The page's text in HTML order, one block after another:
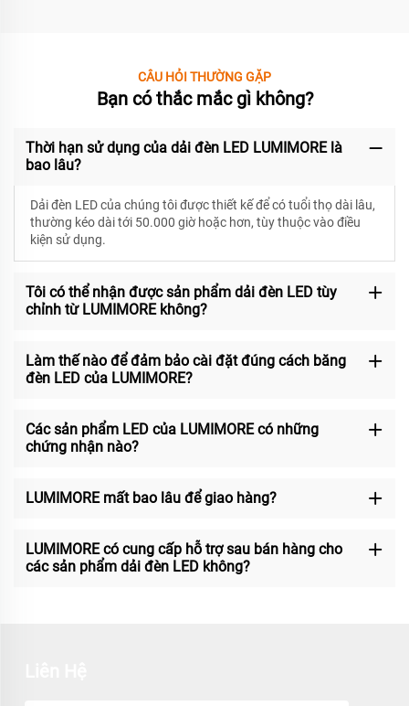
CÂU HỎI THƯỜNG GẶP
Bạn có thắc mắc gì không?
Thời hạn sử dụng của dải đèn LED LUMIMORE là
bao lâu?
Dải đèn LED của chúng tôi được thiết kế để cótuổi thọ dài lâu,
thường kéo dài tới 50.000 giờ hoặc hơn, tùy thuộc vào điều
kiện sử dụng.
Tôi có thể nhận được sản phẩm dải đèn LED tùy
chỉnh từ LUMIMORE không?
Làm thế nào để đảm bảo cài đặt đúng cách băng
đèn LED của LUMIMORE?
Các sản phẩm LED của LUMIMORE có những
chứng nhận nào?
LUMIMORE mất bao lâu để giao hàng?
LUMIMORE có cung cấp hỗ trợ sau bán hàng cho
các sản phẩm dải đèn LED không?